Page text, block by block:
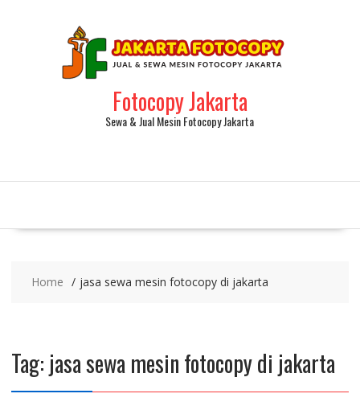
Fotocopy Jakarta
Sewa & Jual Mesin Fotocopy Jakarta
Home jasa sewa mesin fotocopy di jakarta
Tag: jasa sewa mesin fotocopy di jakarta